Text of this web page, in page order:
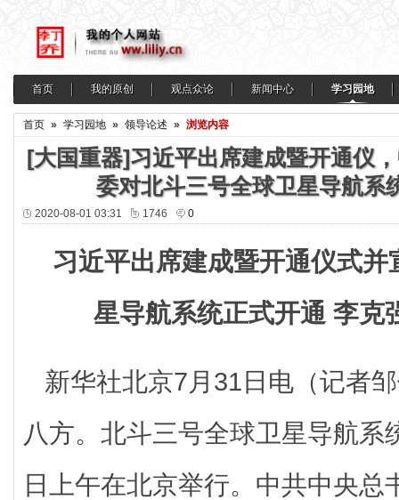
首页 我的原创 观点众论 新闻中心 学习园地
首页 » 学习园地 » 领导论述 » 浏览内容
[大国重器]习近平出席建成暨开通仪
委对北斗三号全球卫星导航系
2020-08-01 03:31 1746 0
习近平出席建成暨开通仪式
星导航系统正式开通 李克
新华社北京7月31日电（记者
八方。北斗三号全球卫星导航系
日上午在北京举行。中共中央总